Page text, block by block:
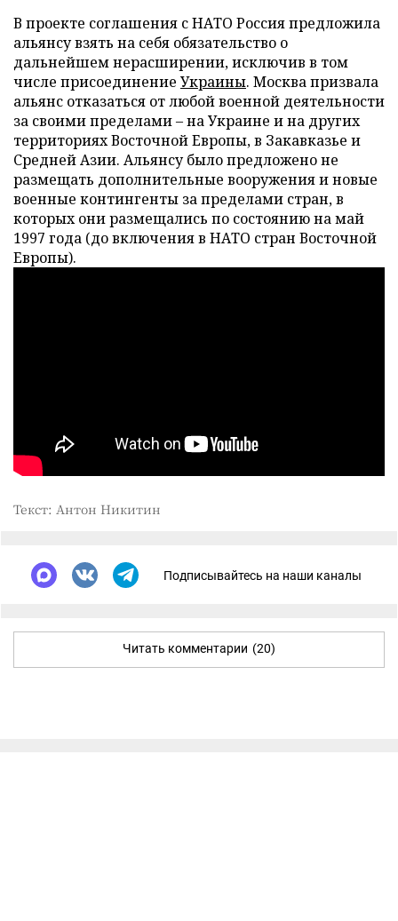
В проекте соглашения с НАТО Россия предложила
альянсу взять на себя обязательство о
дальнейшем нерасширении, исключив в том
числе присоединение Украины. Москва призвала
альянс отказаться от любой военной деятельности
за своими пределами – на Украине и на других
территориях Восточной Европы, в Закавказье и
Средней Азии. Альянсу было предложено не
размещать дополнительные вооружения и новые
военные контингенты за пределами стран, в
которых они размещались по состоянию на май
1997 года (до включения в НАТО стран Восточной
Европы).
Текст: Антон Никитин
Подписывайтесь на наши каналы
Читать комментарии (20)